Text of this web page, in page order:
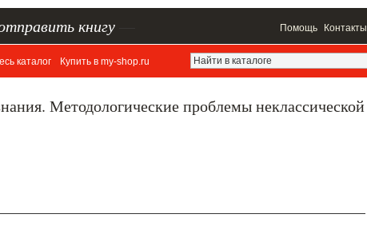
книгу Помощь Контакты
каталог Купить в my-shop.ru
Методологические проблемы неклассической